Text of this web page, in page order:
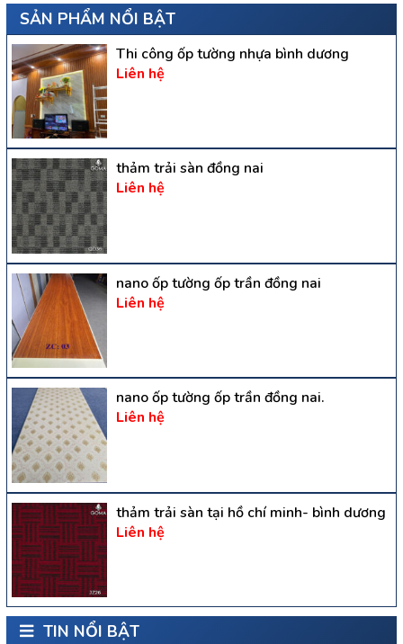
SẢN PHẨM NỔI BẬT
Thi công ốp tường nhựa bình dương
Liên hệ
thảm trải sàn đồng nai
Liên hệ
nano ốp tường ốp trần đồng nai
Liên hệ
nano ốp tường ốp trần đồng nai.
Liên hệ
thảm trải sàn tại hồ chí minh- bình dương
Liên hệ
TIN NỔI BẬT